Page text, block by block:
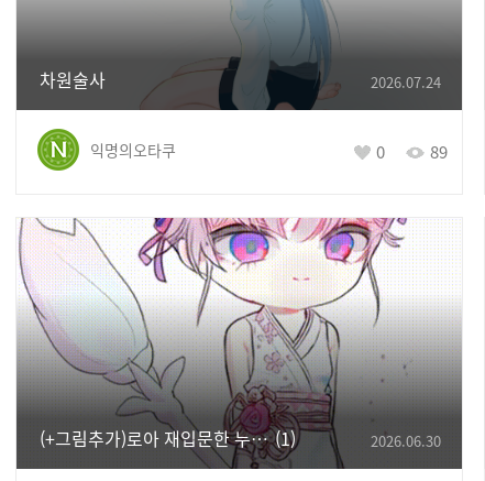
차원술사
익명의오타쿠 0 89
2026.07.24
(+그림추가)로아 재입문한 누비 게시판 놀러왓서요 1 2026.06.30